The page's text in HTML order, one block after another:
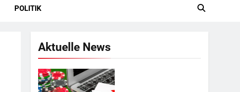
POLITIK
Aktuelle News